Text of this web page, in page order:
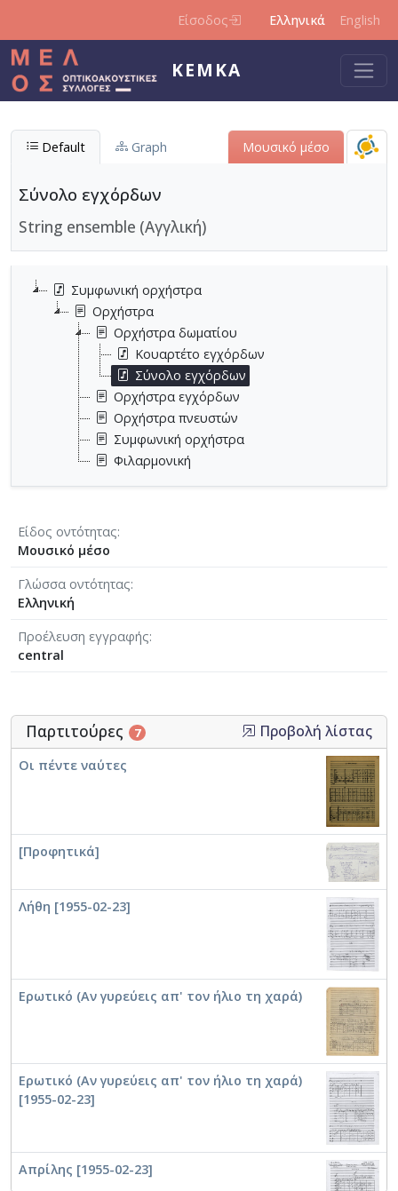
Είσοδος Ελληνικά English
ΚΕΜΚΑ
Default Graph Μουσικό μέσο
Σύνολο εγχόρδων
String ensemble (Αγγλική)
Συμφωνική ορχήστρα
Ορχήστρα
Ορχήστρα δωματίου
Κουαρτέτο εγχόρδων
Σύνολο εγχόρδων
Ορχήστρα εγχόρδων
Ορχήστρα πνευστών
Συμφωνική ορχήστρα
Φιλαρμονική
Είδος οντότητας
Μουσικό μέσο
Γλώσσα οντότητας
Ελληνική
Προέλευση εγγραφής
central
Παρτιτούρες 7 Προβολή λίστας
Οι πέντε ναύτες
[Προφητικά]
Λήθη [1955-02-23]
Ερωτικό (Αν γυρεύεις απ' τον ήλιο τη χαρά)
Ερωτικό (Αν γυρεύεις απ' τον ήλιο τη χαρά)
[1955-02-23]
Απρίλης [1955-02-23]